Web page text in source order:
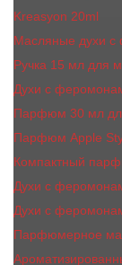
Kreasyon 20ml
Масляные духи
Ручка 15 мл для
Духи с
Парфюм 30 мл
Парфюм Apple
Компактный
Духи с
Духи с
Парфюмерное